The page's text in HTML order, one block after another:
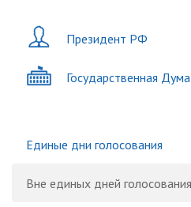
Президент РФ
Государственная
Единые дни голосования
Вне единых дней голосования